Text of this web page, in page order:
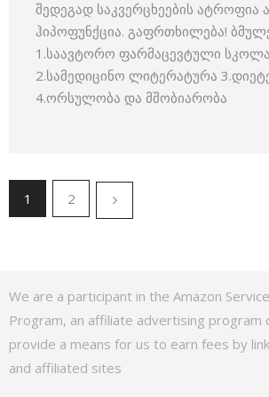
შედეგად საკვერცხეების ატროფია
ჰიპოფუნქცია. გაფრთხილება!
1.საავტორო ფარმაცევტული სკოლა
2.სამედიცინო ლიტერატურა
4.ორსულობა და მშობიარობა
1 2
We are a participant in the Amazon
Program, an affiliate advertising program
provide a means for us to earn fees by
and affiliated sites